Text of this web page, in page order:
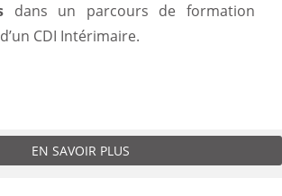
dans un parcours de formation
CDI Intérimaire.
EN SAVOIR PLUS